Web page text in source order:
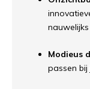
Modieus
passen